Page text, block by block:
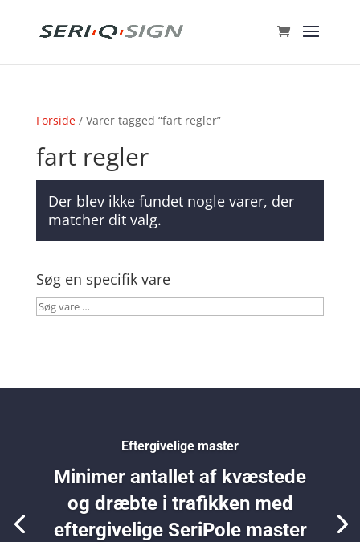
Forside/ Varer tagged “fart regler”
fart regler
Der blev ikke fundet nogle varer, der
matcher dit valg.
Søg en specifik vare
Søg
Eftergivelige master
Minimer antallet af kvæstede
og dræbte i trafikken med
eftergivelige SeriPole master